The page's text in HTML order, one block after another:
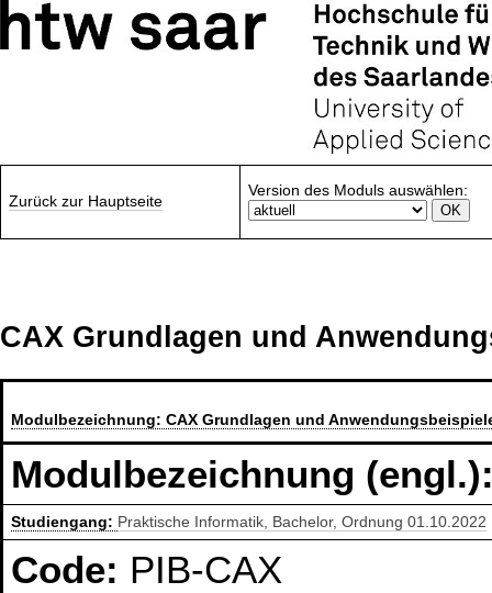
Zurück zur Hauptseite
Version des Moduls auswählen:
CAX Grundlagen und
Modulbezeichnung:CAX Grundlagen und
Modulbezeichnung
Studiengang: Praktische Informatik, Bachelor, Ordnung 01.10.2022
Code: PIB-CAX